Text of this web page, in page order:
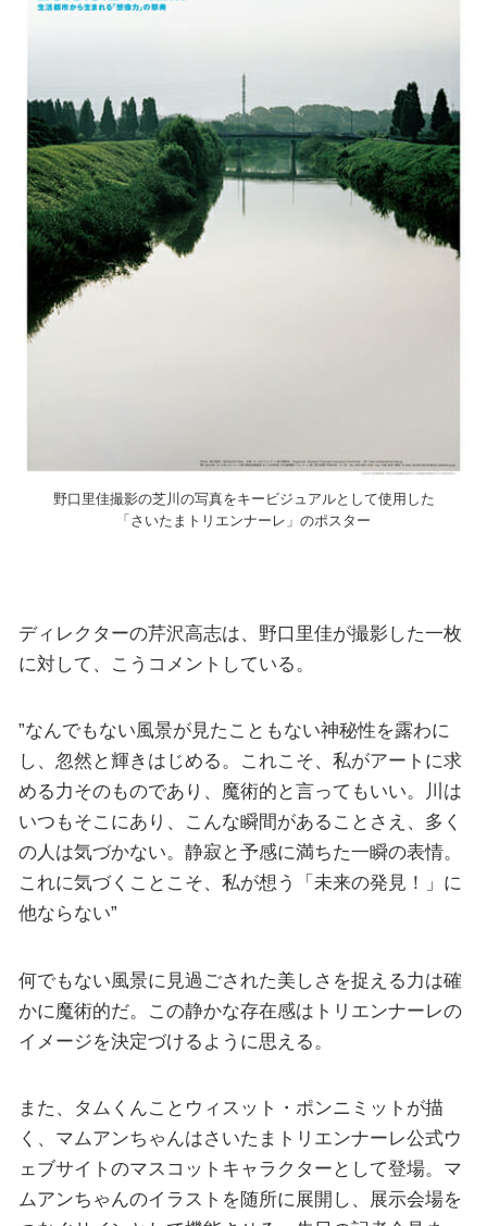
野口里佳撮影の芝川の写真をキービジュアルとして使用した
「さいたまトリエンナーレ」のポスター
ディレクターの芹沢高志は、野口里佳が撮影した一枚
に対して、こうコメントしている。
”なんでもない風景が見たこともない神秘性を露わに
し、忽然と輝きはじめる。これこそ、私がアートに求
める力そのものであり、魔術的と言ってもいい。川は
いつもそこにあり、こんな瞬間があることさえ、多く
の人は気づかない。静寂と予感に満ちた一瞬の表情。
これに気づくことこそ、私が想う「未来の発見！」に
他ならない”
何でもない風景に見過ごされた美しさを捉える力は確
かに魔術的だ。この静かな存在感はトリエンナーレの
イメージを決定づけるように思える。
また、タムくんことウィスット・ポンニミットが描
く、マムアンちゃんはさいたまトリエンナーレ公式ウ
ェブサイトのマスコットキャラクターとして登場。マ
ムアンちゃんのイラストを随所に展開し、展示会場を